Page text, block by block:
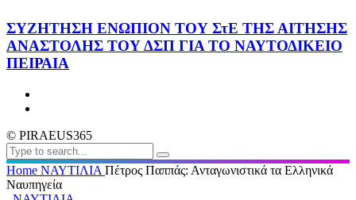
ΣΥΖΗΤΗΣΗ ΕΝΩΠΙΟΝ ΤΟΥ ΣτΕ ΤΗΣ ΑΙΤΗΣΗΣ
ΑΝΑΣΤΟΛΗΣ ΤΟΥ ΔΣΠ ΓΙΑ ΤΟ ΝΑΥΤΟΔΙΚΕΙΟ
ΠΕΙΡΑΙΑ
© PIRAEUS365
Home ΝΑΥΤΙΛΙΑ Πέτρος Παππάς: Ανταγωνιστικά τα Ελληνικά
Ναυπηγεία